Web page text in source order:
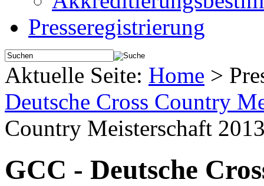
Presseregistrierung
Aktuelle Seite: Home >
Deutsche Cross Country
Country Meisterschaft
GCC - Deutsche